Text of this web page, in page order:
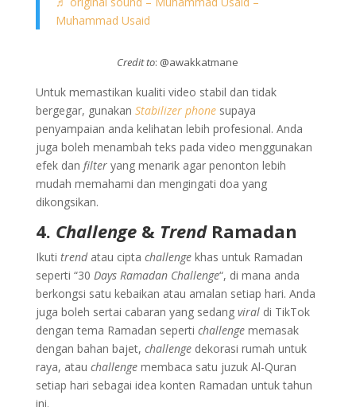
Muhammad Usaid
Credit to: @awakkatmane
Untuk memastikan kualiti video stabil dan tidak
bergegar, gunakan Stabilizer phonesupaya
penyampaian anda kelihatan lebih profesional. Anda
juga boleh menambah teks pada video menggunakan
efek dan filter yang menarik agar penonton lebih
mudah memahami dan mengingati doa yang
dikongsikan.
4. Challenge & Trend Ramadan
Ikuti trend atau cipta challenge khas untuk Ramadan
seperti “30 Days Ramadan Challenge“, di mana anda
berkongsi satu kebaikan atau amalan setiap hari. Anda
juga boleh sertai cabaran yang sedang viral di TikTok
dengan tema Ramadan seperti challenge memasak
dengan bahan bajet, challenge dekorasi rumah untuk
raya, atau challenge membaca satu juzuk Al-Quran
setiap hari sebagai idea konten Ramadan untuk tahun
ini.